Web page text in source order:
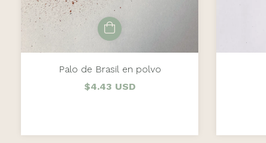
Palo de Brasil en polvo
$4.43 USD